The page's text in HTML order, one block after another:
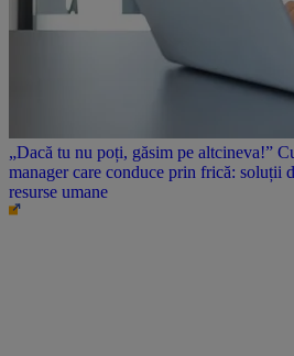
„Dacă tu nu poți, găsim pe altcineva!”
manager care conduce prin frică: soluții
resurse umane